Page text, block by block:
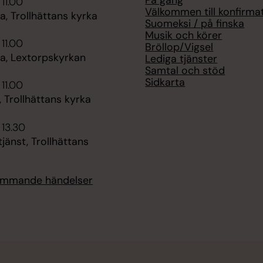
Trollhättans kyrka
Lextorpskyrkan
Trollhättans kyrka
Trollhättans
händelser
Välkommen till
Suomeksi / på finska
Musik och körer
Bröllop/Vigsel
Lediga tjänster
Samtal och stöd
Sidkarta